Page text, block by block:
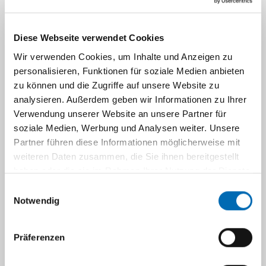
Diese Webseite verwendet Cookies
Wir verwenden Cookies, um Inhalte und Anzeigen zu
personalisieren, Funktionen für soziale Medien anbieten
zu können und die Zugriffe auf unsere Website zu
analysieren. Außerdem geben wir Informationen zu Ihrer
Verwendung unserer Website an unsere Partner für
soziale Medien, Werbung und Analysen weiter. Unsere
Partner führen diese Informationen möglicherweise mit
weiteren Daten zusammen, die Sie ihnen bereitgestellt
haben oder die sie im Rahmen Ihrer Nutzung der Dienste
Notwendig
Präferenzen
Stand als auch innovative und
Diese beinhalten die konventionelle
Radiographie (klassisches Röntgenbild),
Ultraschall, Computertomografie (CT),
Magnetresonanztomographie (MRT),
Arthrographie und bildgebungsgesteuerte
Punktionen.
Dazu gehören unter anderem:
MRT Bildgebung von Gelenken im
Rahmen degenerativer, entzündlicher und
Dual Energy CT bei Kristallarthropathien
und Weichteiltumoren